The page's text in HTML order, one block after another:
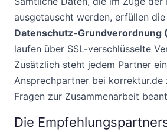
ausgetauscht werden, erfüllen
Datenschutz-Grundverordnung
laufen über SSL-verschlüsselte
Zusätzlich steht jedem Partner
Ansprechpartner bei korrektur.de
Fragen zur Zusammenarbeit
Die